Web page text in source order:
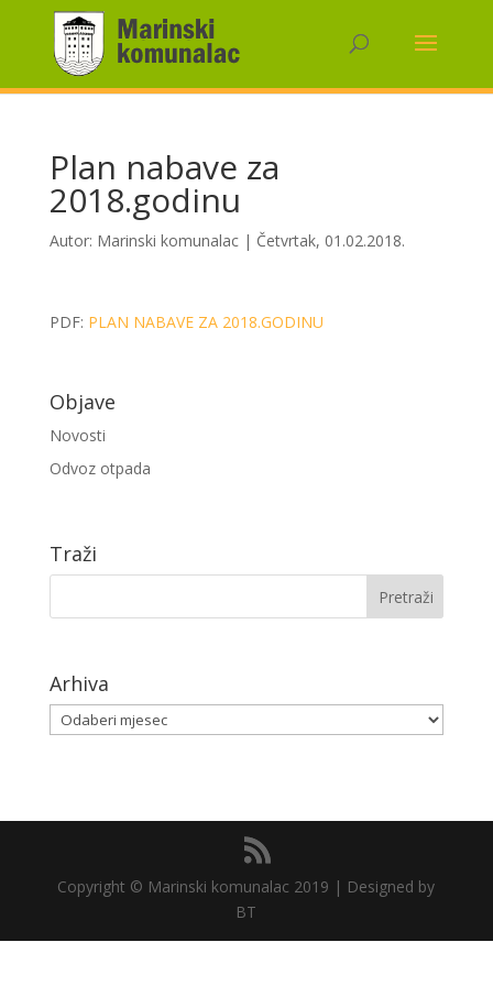
Plan nabave za
2018.godinu
Autor: Marinski komunalac| Četvrtak, 01.02.2018.
PDF: PLAN NABAVE ZA 2018.GODINU
Objave
Novosti
Odvoz otpada
Traži
Arhiva
Arhiva
Copyright © Marinski komunalac 2019 | Designed by
BT